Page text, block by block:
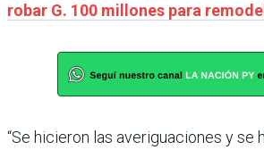
robar G. 100 millones para
“Se hicieron las averiguaciones y se